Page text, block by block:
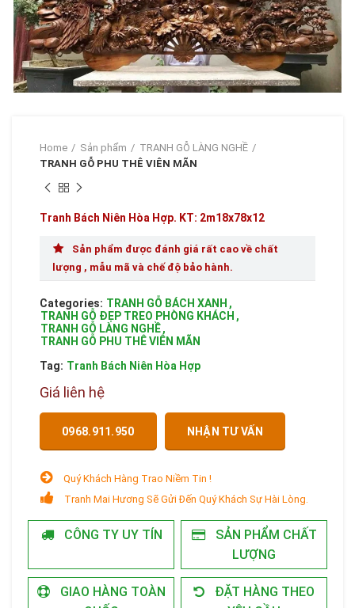
Home Sản phẩm
TRANH GỖ LÀNG NGHỀ
TRANH GỖ PHU THÊ VIÊN MÃN
Tranh Bách Niên Hòa Hợp. KT: 2m18x78x12
Sản phẩm được đánh giá rất cao về chất
lượng , mẫu mã và chế độ bảo hành.
Categories: TRANH GỖ BÁCH XANH ,
TRANH GỖ ĐẸP TREO PHÒNG KHÁCH ,
TRANH GỖ LÀNG NGHỀ,
TRANH GỖ PHU THÊ VIÊN MÃN
Tag: Tranh Bách Niên Hòa Hợp
Giá liên hệ
0968.911.950 NHẬN TƯ VẤN
Quý Khách Hàng Trao Niềm Tin !
Tranh Mai Hương Sẽ Gửi Đến Quý Khách Sự Hài Lòng.
CÔNG TY UY TÍN
SẢN PHẨM CHẤT
LƯỢNG
GIAO HÀNG TOÀN
ĐẶT HÀNG THEO